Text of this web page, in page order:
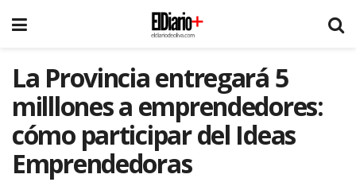
La Provincia entregará 5
milllones a emprendedores:
cómo participar del Ideas
Emprendedoras